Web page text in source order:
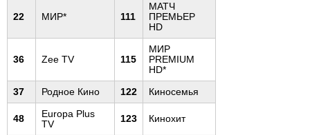
22 МИР* 111
МАТЧ
ПРЕМЬЕР
HD
36 Zee TV 115
МИР
PREMIUM
HD*
37
Родное Кино 122 Киносемья
48
Europa Plus
TV
123 Кинохит